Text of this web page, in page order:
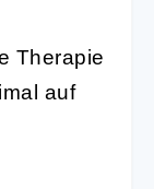
Therapie
auf